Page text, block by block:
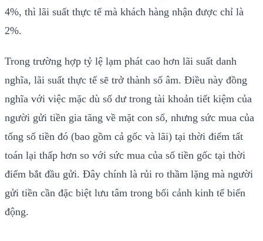
4%, thì lãi suất thực tế mà khách hàng nhận được chỉ là
2%.
Trong trường hợp tỷ lệ lạm phát cao hơn lãi suất danh
nghĩa, lãi suất thực tế sẽ trở thành số âm. Điều này đồng
nghĩa với việc mặc dù số dư trong tài khoản tiết kiệm của
người gửi tiền gia tăng về mặt con số, nhưng sức mua của
tổng số tiền đó (bao gồm cả gốc và lãi) tại thời điểm tất
toán lại thấp hơn so với sức mua của số tiền gốc tại thời
điểm bắt đầu gửi. Đây chính là rủi ro thầm lặng mà người
gửi tiền cần đặc biệt lưu tâm trong bối cảnh kinh tế biến
động.